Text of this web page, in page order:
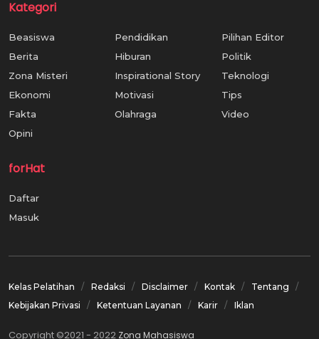
Kategori
Beasiswa
Berita
Zona Misteri
Ekonomi
Fakta
Opini
Pendidikan
Hiburan
Inspirational Story
Motivasi
Olahraga
Pilihan Editor
Politik
Teknologi
Tips
Video
forHat
Daftar
Masuk
Kelas Pelatihan Redaksi Disclaimer Kontak
Tentang
Kebijakan Privasi
Ketentuan Layanan Karir Iklan
Copyright ©2021 - 2022 Zona Mahasiswa